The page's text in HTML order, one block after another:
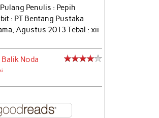
Penulis : Pepih
: PT Bentang Pustaka
Agustus 2013 Tebal : xii
Noda